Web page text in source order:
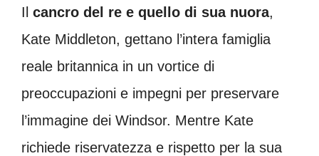
Il cancro del re e quello di sua nuora,
Kate Middleton, gettano l’intera famiglia
reale britannica in un vortice di
preoccupazioni e impegni per preservare
l’immagine dei Windsor. Mentre Kate
richiede riservatezza e rispetto per la sua